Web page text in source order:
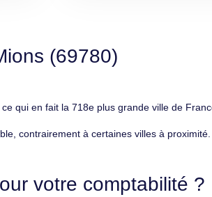
(69780)
qui en fait la 718e plus grande ville de
contrairement à certaines villes à proximité.
votre comptabilité ?